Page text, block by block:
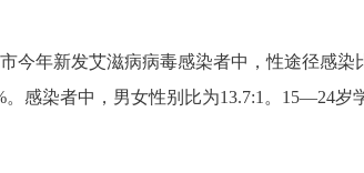
今年新发艾滋病病毒感染者中，性途径感染
。感染者中，男女性别比为13.7:1。15—24岁